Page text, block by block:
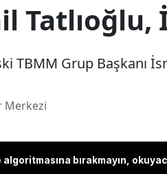
TBMM Grup Başkanı
Merkezi
algoritmasına bırakmayın,